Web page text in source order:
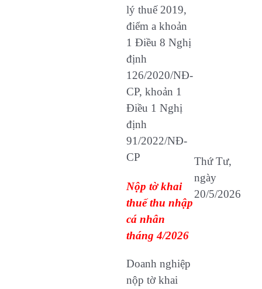
lý thuế 2019,
điểm a khoản
1 Điều 8 Nghị
định
126/2020/NĐ-
CP, khoản 1
Điều 1 Nghị
định
91/2022/NĐ-
CP
Thứ Tư,
ngày
20/5/2026
Nộp tờ khai
thuế thu nhập
cá nhân
tháng 4/2026
Doanh nghiệp
nộp tờ khai